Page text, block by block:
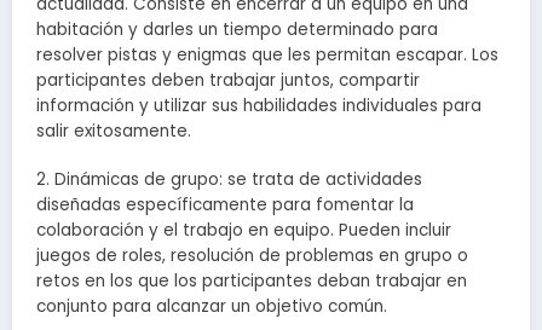
habitación y darles un tiempo determinado para
resolver pistas y enigmas que les permitan escapar. Los
participantes deben trabajar juntos, compartir
información y utilizar sus habilidades individuales para
salir exitosamente.
2. Dinámicas de grupo: se trata de actividades
diseñadas específicamente para fomentar la
colaboración y el trabajo en equipo. Pueden incluir
juegos de roles, resolución de problemas en grupo o
retos en los que los participantes deban trabajar en
conjunto para alcanzar un objetivo común.